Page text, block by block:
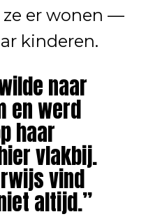
er wonen —
kinderen.
naar
en werd
haar
vlakbij.
vind
altijd.”